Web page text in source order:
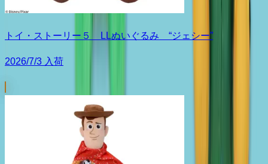
トイ・ストーリー５ LLぬいぐるみ “ジェシー”
2026/7/3 入荷